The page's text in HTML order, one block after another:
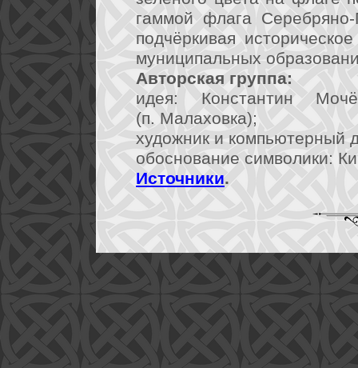
гаммой флага Серебряно-
подчёркивая
муниципальных
Авторская группа:
идея: Константин
(п. Малаховка);
художник и компьютерный
обоснование символики:
Источники.